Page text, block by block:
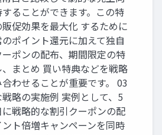
することができます。この特
促効果を最大化 するために
ポイント還元に加えて独自
ーポンの配布、期間限定の特
まとめ 買い特典などを戦略
わせることが重要です。 03
略の実施例 実例として、5
に戦略的な割引クーポンの配
ト倍増キャンペーンを同時